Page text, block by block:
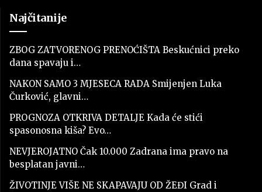
Najčitanije
ZBOG ZATVORENOG PRENOĆIŠTA Beskućnici preko
dana spavaju i…
NAKON SAMO 3 MJESECA RADA Smijenjen Luka
Čurković, glavni…
PROGNOZA OTKRIVA DETALJE Kada će stići
spasonosna kiša? Evo…
NEVJEROJATNO Čak 10.000 Zadrana ima pravo na
besplatan javni…
ŽIVOTINJE VIŠE NE SKAPAVAJU OD ŽEĐI Grad i